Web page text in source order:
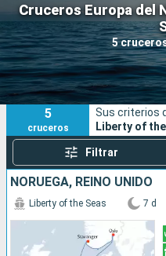
Cruceros Europa del
5
Nuestros destinos
Fecha de salida
Puertos
5
cruceros
Sus criterios
Liberty of
Filtrar
NORUEGA, REINO UNIDO
Liberty of the Seas 7 d